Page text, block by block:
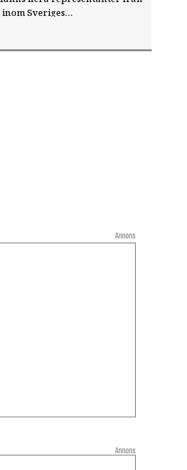
Sveriges
Annons
Annons